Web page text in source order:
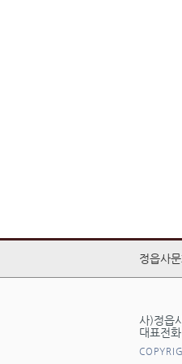
정읍사
사)정읍
대표전